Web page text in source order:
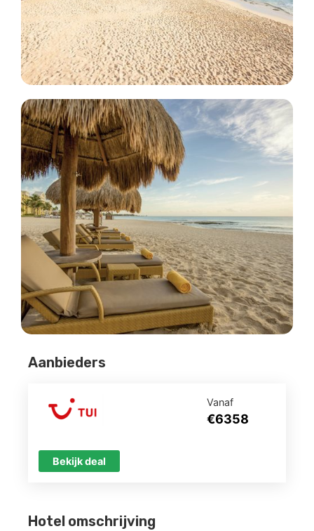
Hotel omschrijving
Aanbieders
Vanaf
€6358
Bekijk deal